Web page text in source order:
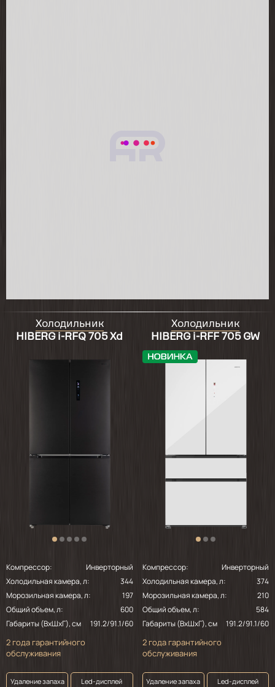
Холодильник
HIBERG i-RFQ 705 Xd
Компрессор:
Инверторный
Холодильная камера, л:
344
Морозильная камера, л:
197
Общий объем, л:
600
Габариты (ВхШхГ), см
191.2/91.1/60
2 года гарантийного
обслуживания
Удаление запаха
Led-дисплей
Холодильник
HIBERG i-RFF 705 GW
Компрессор:
Инверторный
Холодильная камера, л:
374
Морозильная камера, л:
210
Общий объем, л:
584
Габариты (ВхШхГ), см
191.2/91.1/60
2 года гарантийного
обслуживания
Удаление запаха
Led-дисплей